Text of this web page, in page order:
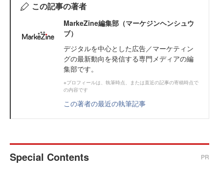
この記事の著者
MarkeZine編集部（マーケジンヘンシュウ
ブ）
デジタルを中心とした広告／マーケティン
グの最新動向を発信する専門メディアの編
集部です。
※プロフィールは、執筆時点、または直近の記事の寄稿時点で
の内容です
この著者の最近の執筆記事
Special Contents PR